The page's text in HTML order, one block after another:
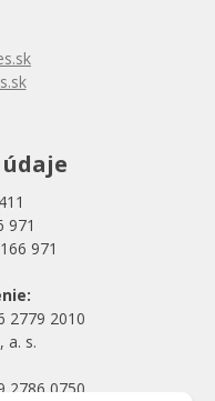
971
971
2779 2010
a. s.
2786 0750